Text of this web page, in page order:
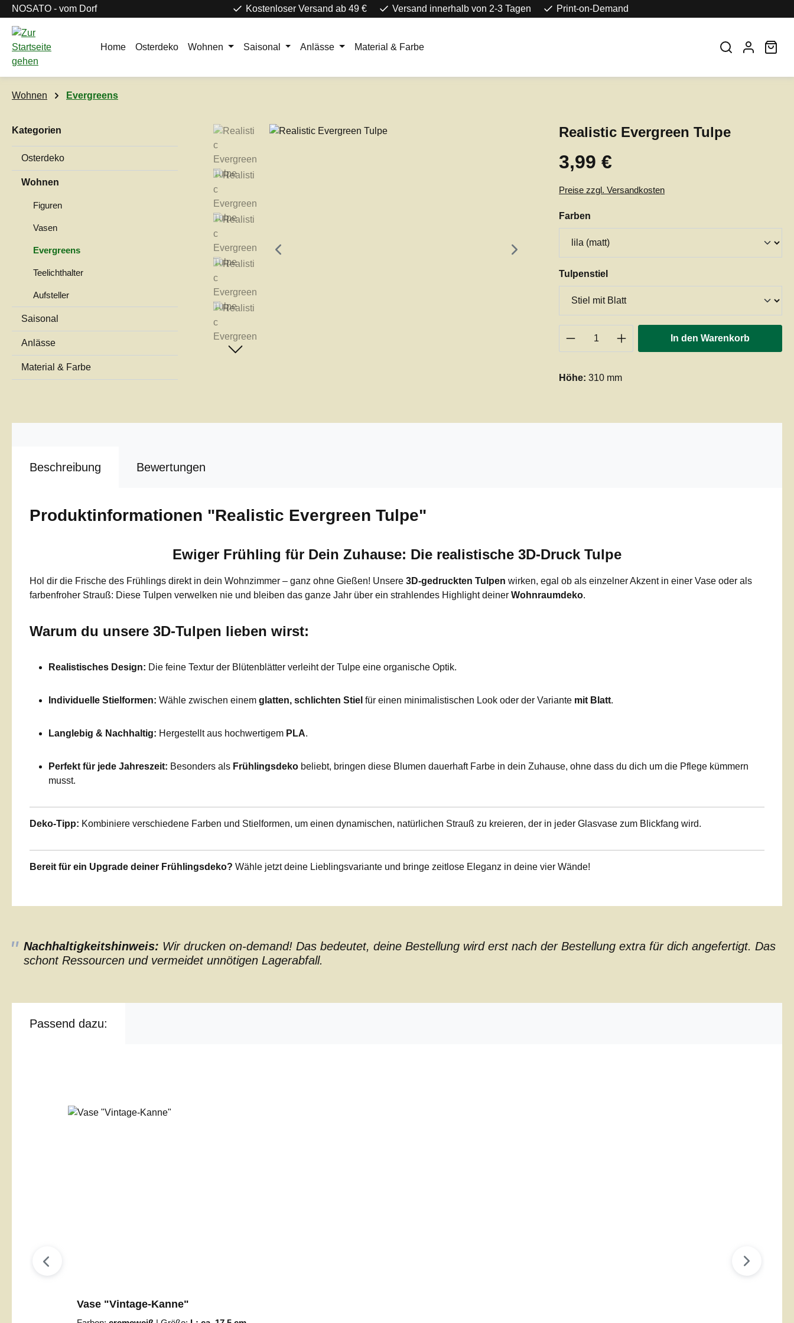
Hauptinhalt springen
Zur Suche springen
Zur Hauptnavigation springen
NOSATO - vom Dorf Kostenloser Versand ab 49 € Versand innerhalb von 2-3 Tagen Print-on-Demand
Home Osterdeko Wohnen Saisonal Anlässe Material & Farbe
Wohnen Evergreens
Kategorien
Osterdeko
Wohnen
Figuren
Vasen
Evergreens
Teelichthalter
Aufsteller
Saisonal
Anlässe
Material & Farbe
Bildergalerie überspringen Realistic Evergreen Tulpe
Regulärer Preis:
3,99 €
Preise zzgl. Versandkosten
Farben
Tulpenstielauswählen
Produkt Anzahl: Gib den
In den Warenkorb
Höhe:310 mm
Beschreibung Bewertungen
Produktinformationen "Realistic Evergreen Tulpe"
Ewiger Frühling für Dein Zuhause: Die realistische 3D-Druck Tulpe
Hol dir die Frische des Frühlings direkt in dein Wohnzimmer – ganz ohne Gießen! Unsere 3D-gedruckten Tulpen wirken, egal ob als einzelner Akzent in einer Vase oder als
farbenfroher Strauß: Diese Tulpen verwelken nie und bleiben das ganze Jahr über ein strahlendes Highlight deiner Wohnraumdeko.
Warum du unsere 3D-Tulpen lieben wirst:
Realistisches Design: Die feine Textur der Blütenblätter verleiht der Tulpe eine organische Optik.
Individuelle Stielformen: Wähle zwischen einem glatten, schlichten Stiel für einen minimalistischen Look oder der Variante mit Blatt.
Langlebig & Nachhaltig: Hergestellt aus hochwertigem PLA.
Perfekt für jede Jahreszeit: Besonders als Frühlingsdeko beliebt, bringen diese Blumen dauerhaft Farbe in dein Zuhause, ohne dass du dich um die Pflege kümmern
musst.
Deko-Tipp: Kombiniere verschiedene Farben und Stielformen, um einen dynamischen, natürlichen Strauß zu kreieren, der in jeder Glasvase zum Blickfang wird.
Bereit für ein Upgrade deiner Frühlingsdeko? Wähle jetzt deine Lieblingsvariante und bringe zeitlose Eleganz in deine vier Wände!
Nachhaltigkeitshinweis: Wir drucken on-demand! Das bedeutet, deine Bestellung wird erst nach der Bestellung extra für dich angefertigt. Das
schont Ressourcen und vermeidet unnötigen Lagerabfall.
Passend dazu:
Vase "Vintage-Kanne"